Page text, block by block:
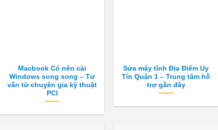
Macbook Có nên cài
Windows song song – Tư
vấn từ chuyên gia kỹ thuật
PCI
Sửa máy tính Địa Điểm Uy
Tín Quận 1 – Trung tâm hỗ
trợ gần đây